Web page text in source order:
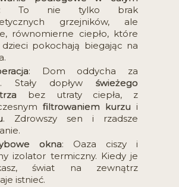
: To nie tylko brak
grzejników, ale
równomierne ciepło, które
dzieci pokochają biegając na
: Dom oddycha za
Stały dopływ świeżego
bez utraty ciepła, z
filtrowaniem kurzu i
. Zdrowszy sen i rzadsze
okna: Oaza ciszy i
izolator termiczny. Kiedy je
świat na zewnątrz
istnieć.